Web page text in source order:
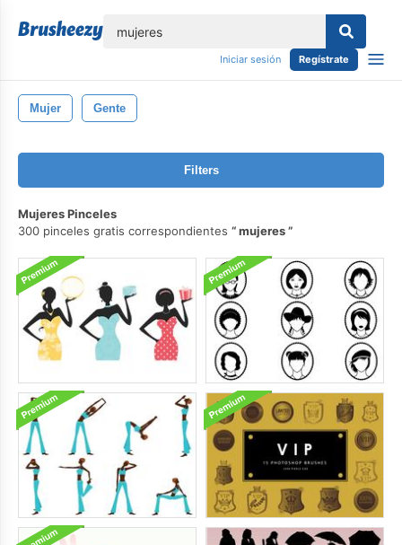
Iniciar sesión Regístrate
Mujer Gente
Filters
Mujeres Pinceles
300 pinceles gratis correspondientes
mujeres